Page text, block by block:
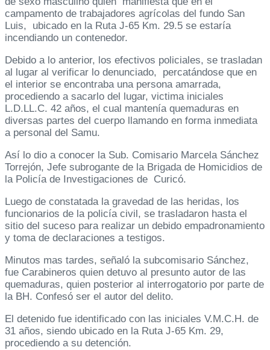
campamento de trabajadores agrícolas del fundo San
Luis, ubicado en la Ruta J-65 Km. 29.5 se estaría
incendiando un contenedor.
Debido a lo anterior, los efectivos policiales, se trasladan
al lugar al verificar lo denunciado, percatándose que en
el interior se encontraba una persona amarrada,
procediendo a sacarlo del lugar, victima iniciales
L.D.LL.C. 42 años, el cual mantenía quemaduras en
diversas partes del cuerpo llamando en forma inmediata
a personal del Samu.
Así lo dio a conocer la Sub. Comisario Marcela Sánchez
Torrejón, Jefe subrogante de la Brigada de Homicidios de
la Policía de Investigaciones de Curicó.
Luego de constatada la gravedad de las heridas, los
funcionarios de la policía civil, se trasladaron hasta el
sitio del suceso para realizar un debido empadronamiento
y toma de declaraciones a testigos.
Minutos mas tardes, señaló la subcomisario Sánchez,
fue Carabineros quien detuvo al presunto autor de las
quemaduras, quien posterior al interrogatorio por parte de
la BH. Confesó ser el autor del delito.
El detenido fue identificado con las iniciales V.M.C.H. de
31 años, siendo ubicado en la Ruta J-65 Km. 29,
procediendo a su detención.